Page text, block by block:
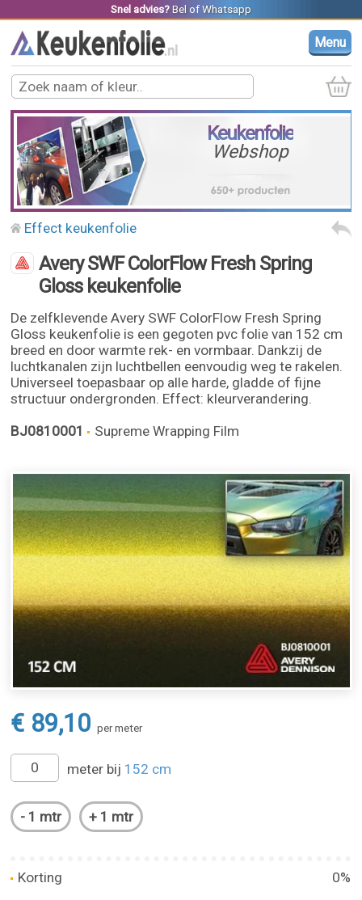
Snel advies? Belof Whatsapp
Menu
Keukenfolie
Webshop
Effect keukenfolie
Avery SWF ColorFlow Fresh Spring
Gloss keukenfolie
De zelfklevende Avery SWF ColorFlow Fresh Spring
Gloss keukenfolie is een gegoten pvc folie van 152 cm
breed en door warmte rek- en vormbaar. Dankzij de
luchtkanalen zijn luchtbellen eenvoudig weg te rakelen.
Universeel toepasbaar op alle harde, gladde of fijne
structuur ondergronden. Effect: kleurverandering.
BJ0810001
Supreme Wrapping Film
€ 89,10 per meter
meter bij 152 cm
Korting
0%